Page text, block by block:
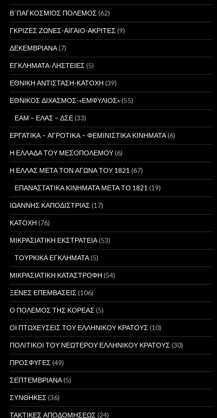
Β΄ΠΑΓΚΟΣΜΙΟΣ ΠΟΛΕΜΟΣ (62)
ΓΚΡΙΖΕΣ ΖΩΝΕΣ-ΑΙΓΑΙΟ-ΑΚΡΙΤΕΣ (9)
ΔΕΚΕΜΒΡΙΑΝΑ(7)
ΕΓΚΛΗΜΑΤΑ-ΛΗΣΤΕΙΕΣ (5)
ΕΘΝΙΚΗ ΑΝΤΙΣΤΑΣΗ-ΚΑΤΟΧΗ (39)
ΕΘΝΙΚΟΣ ΔΙΧΑΣΜΟΣ-«ΕΜΦΥΛΙΟΣ» (55)
ΕΑΜ – ΕΛΑΣ – ΔΣΕ(33)
ΕΡΓΑΤΙΚΑ – ΑΓΡΟΤΙΚΑ – ΦΕΜΙΝΙΣΤΙΚΑ ΚΙΝΗΜΑΤΑ(6)
Η ΕΛΛΑΔΑ ΤΟΥ ΜΕΣΟΠΟΛΕΜΟΥ(6)
Η ΕΛΛΑΣ ΜΕΤΑ ΤΟΝ ΑΓΩΝΑ ΤΟΥ 1821 (67)
ΕΠΑΝΑΣΤΑΤΙΚΑ ΚΙΝΗΜΑΤΑ ΜΕΤΑ ΤΟ 1821 (19)
ΙΩΑΝΝΗΣ ΚΑΠΟΔΙΣΤΡΙΑΣ (17)
ΚΑΤΟΧΗ (76)
ΜΙΚΡΑΣΙΑΤΙΚΗ ΕΚΣΤΡΑΤΕΙΑ(53)
ΤΟΥΡΚΙΚΑ ΕΓΚΛΗΜΑΤΑ(5)
ΜΙΚΡΑΣΙΑΤΙΚΗ ΚΑΤΑΣΤΡΟΦΗ (54)
ΞΕΝΕΣ ΕΠΕΜΒΑΣΕΙΣ (106)
Ο ΠΟΛΕΜΟΣ ΤΗΣ ΚΟΡΕΑΣ (5)
ΟΙ ΠΤΩΧΕΥΣΕΙΣ ΤΟΥ ΕΛΛΗΝΙΚΟΥ ΚΡΑΤΟΥΣ (10)
ΠΟΛΙΤΙΚΟΙ ΤΟΥ ΝΕΩΤΕΡΟΥ ΕΛΛΗΝΙΚΟΥ ΚΡΑΤΟΥΣ (30)
ΠΡΟΣΦΥΓΕΣ (49)
ΣΕΠΤΕΜΒΡΙΑΝΑ(5)
ΣΥΝΘΗΚΕΣ (36)
ΤΑΚΤΙΚΕΣ ΑΠΟΔΟΜΗΣΕΩΣ (24)